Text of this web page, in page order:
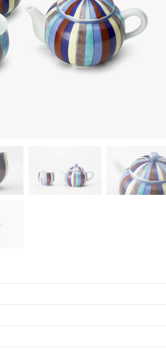
鉢
花器／インテリアシンプル